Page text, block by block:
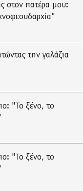
στον πατέρα μου:
την γαλάζια
"Το ξένο, το
"Το ξένο, το